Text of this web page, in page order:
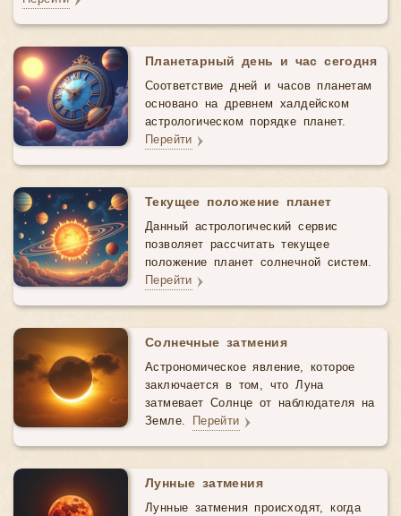
Планетарный день и час сегодня
Соответствие дней и часов планетам
основано на древнем халдейском
астрологическом порядке планет.
Перейти
Текущее положение планет
Данный астрологический cервис
позволяет рассчитать текущее
положение планет солнечной систем.
Перейти
Солнечные затмения
Астрономическое явление, которое
заключается в том, что Луна
затмевает Солнце от наблюдателя на
Земле.
Перейти
Лунные затмения
Лунные затмения происходят, когда